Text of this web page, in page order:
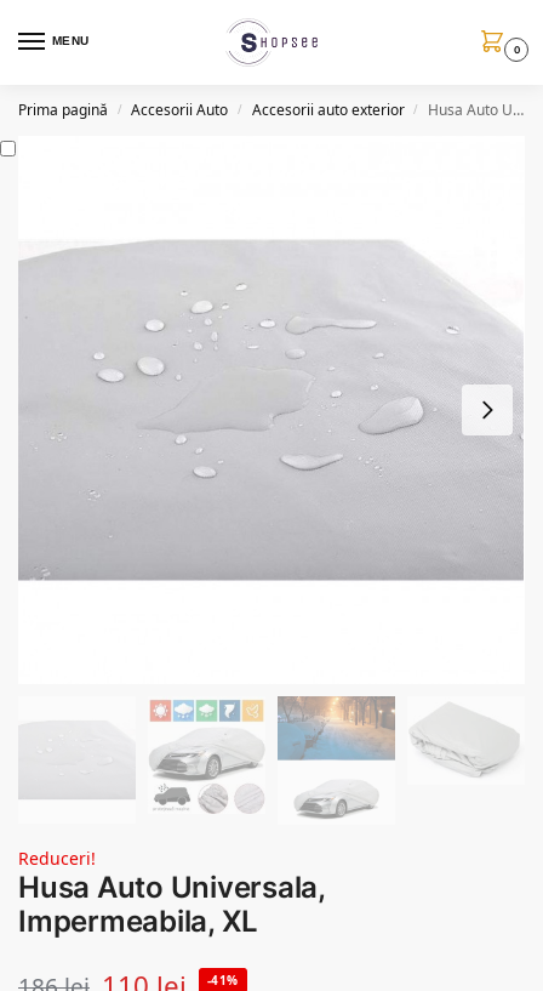
MENU
0
Prima pagină / Accesorii Auto / Accesorii auto exterior / Husa Auto Universala, Impermeabila, XL
Reduceri!
Husa Auto Universala,
Impermeabila, XL
-41%